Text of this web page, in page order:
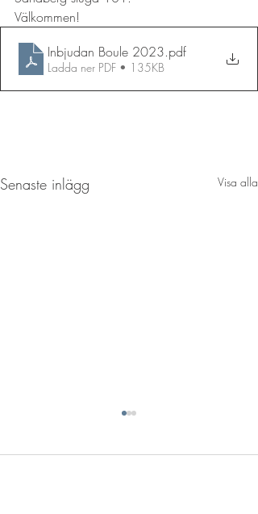
Välkommen!
Inbjudan Boule 2023.pdf
Ladda ner PDF • 135KB
Senaste inlägg Visa alla